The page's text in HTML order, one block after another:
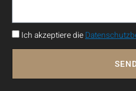
Ich akzeptiere die